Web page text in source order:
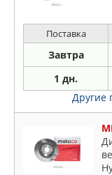
Поставка
Завтра
1 дн.
Другие